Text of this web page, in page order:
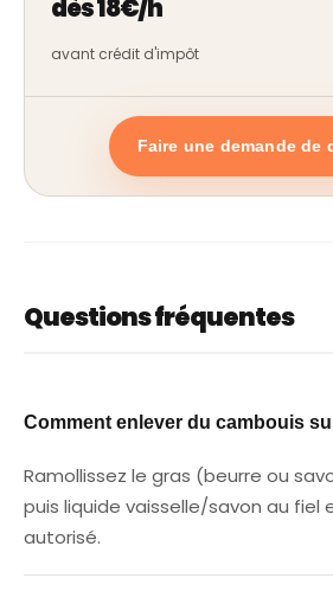
dès 18€/h
avant crédit d'impôt
Faire une demande de
Questions fréquentes
Comment enlever du
Comment enlever du cambouis
Ramollissez le gras (beurre ou
puis liquide vaisselle/savon au fiel
autorisé.